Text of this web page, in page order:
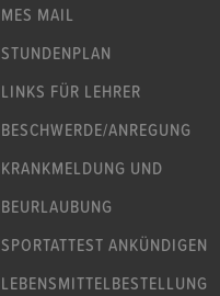
MES MAIL
STUNDENPLAN
LINKS FÜR LEHRER
BESCHWERDE/ANREGUNG
KRANKMELDUNG UND
BEURLAUBUNG
SPORTATTEST ANKÜNDIGEN
LEBENSMITTELBESTELLUNG